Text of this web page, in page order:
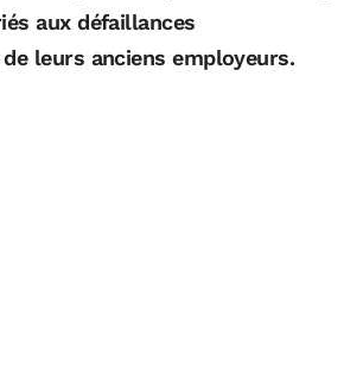
aux défaillances
leurs anciens employeurs.